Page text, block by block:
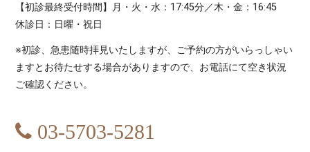
【初診最終受付時間】月・火・水：17:45分／木・金：16:45
休診日：日曜・祝日
※初診、急患随時拝見いたしますが、ご予約の方がいらっしゃい
ますとお待たせする場合がありますので、お電話にて空き状況
ご確認ください。
03-5703-5281